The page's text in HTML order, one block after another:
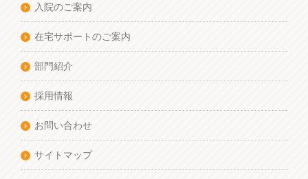
入院のご案内
在宅サポートのご案内
部門紹介
採用情報
お問い合わせ
サイトマップ